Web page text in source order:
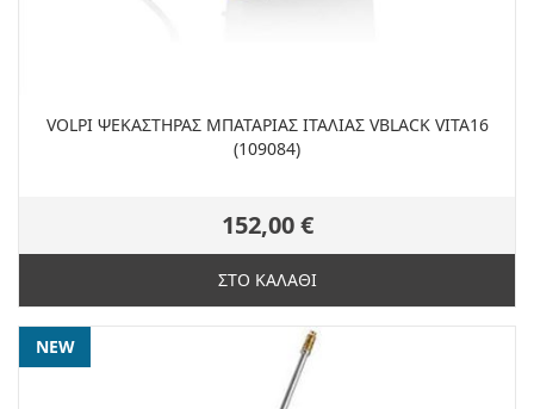
VOLPI ΨΕΚΑΣΤΗΡΑΣ ΜΠΑΤΑΡΙΑΣ ΙΤΑΛΙΑΣ VBLACK VITA16
(109084)
152,00 €
ΣΤΟ ΚΑΛΑΘΙ
NEW